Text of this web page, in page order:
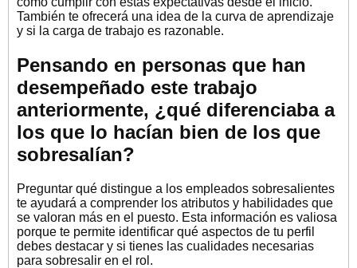
También te ofrecerá una idea de la curva de aprendizaje
y si la carga de trabajo es razonable.
Pensando en personas que han
desempeñado este trabajo
anteriormente, ¿qué diferenciaba a
los que lo hacían bien de los que
sobresalían?
Preguntar qué distingue a los empleados sobresalientes
te ayudará a comprender los atributos y habilidades que
se valoran más en el puesto. Esta información es valiosa
porque te permite identificar qué aspectos de tu perfil
debes destacar y si tienes las cualidades necesarias
para sobresalir en el rol.